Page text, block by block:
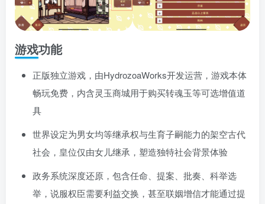
游戏功能
正版独立游戏，由HydrozoaWorks开发运营，游戏本体
畅玩免费，内含灵玉商城用于购买转魂玉等可选增值道
具
世界设定为男女均等继承权与生育子嗣能力的架空古代
社会，皇位仅由女儿继承，塑造独特社会背景体验
政务系统深度还原，包含任命、提案、批奏、科举选
举，说服权臣需要利益交换，甚至联姻增信才能通过提